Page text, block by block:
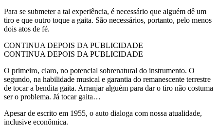
Para se submeter a tal experiência, é necessário que alguém dê um
tiro e que outro toque a gaita. São necessários, portanto, pelo menos
dois atos de fé.
CONTINUA DEPOIS DA PUBLICIDADE
CONTINUA DEPOIS DA PUBLICIDADE
O primeiro, claro, no potencial sobrenatural do instrumento. O
segundo, na habilidade musical e garantia do remanescente terrestre
de tocar a bendita gaita. Arranjar alguém para dar o tiro não costuma
ser o problema. Já tocar gaita…
Apesar de escrito em 1955, o auto dialoga com nossa atualidade,
inclusive econômica.